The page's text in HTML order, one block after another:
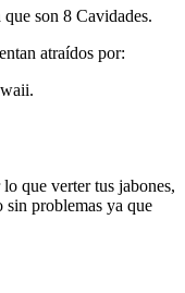
son 8 Cavidades.
atraídos por:
que verter tus jabones,
sin problemas ya que